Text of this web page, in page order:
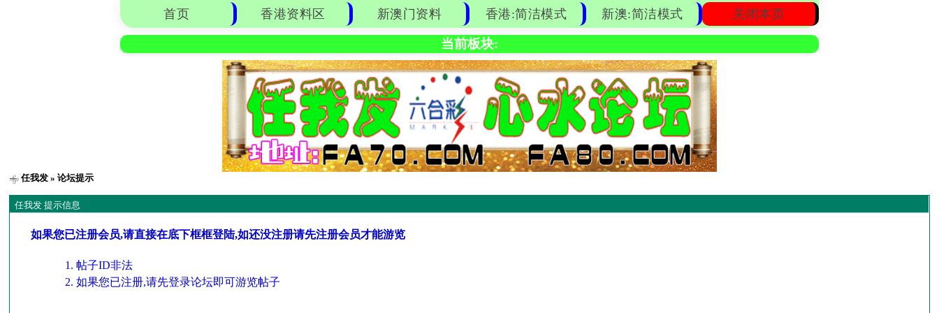
首页 香港资料区 新澳门资料 香港:简洁模式 新澳:简洁模式 关闭本页
当前板块:
任我发 » 论坛提示
任我发 提示信息
如果您已注册会员,请直接在底下框框登陆,如还没注册请先注册会员才能游览
帖子ID非法
如果您已注册,请先登录论坛即可游览帖子